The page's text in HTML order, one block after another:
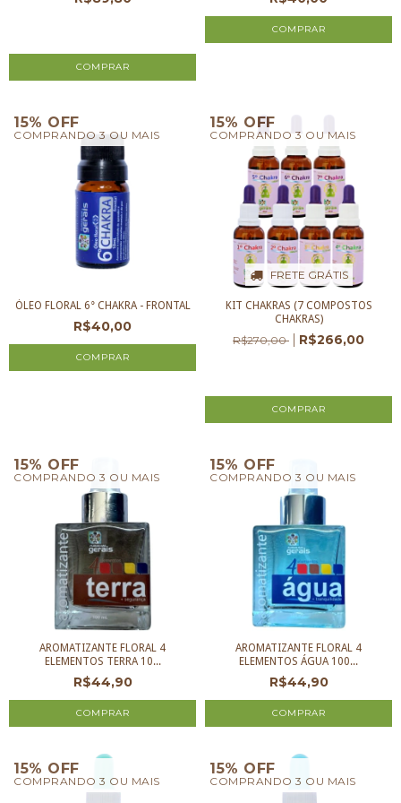
COMPRAR
15% OFF
COMPRANDO 3 OU MAIS
ÓLEO FLORAL 6° CHAKRA - FRONTAL
R$40,00
15% OFF
COMPRANDO 3 OU MAIS
FRETE GRÁTIS
KIT CHAKRAS (7 COMPOSTOS
CHAKRAS)
R$270,00 R$266,00
15% OFF
COMPRANDO 3 OU MAIS
AROMATIZANTE FLORAL 4
ELEMENTOS TERRA 10...
R$44,90
15% OFF
COMPRANDO 3 OU MAIS
AROMATIZANTE FLORAL 4
ELEMENTOS ÁGUA 100...
R$44,90
15% OFF
COMPRANDO 3 OU MAIS
15% OFF
COMPRANDO 3 OU MAIS